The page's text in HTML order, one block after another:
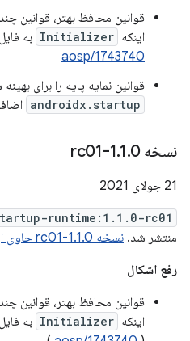
قوانین محافظ بهتر، قوانین
اینکه Initializer به فایل dex اولیه ختم می شود.
aosp/1743740
قوانین نمایه پایه را برای
androidx.startup
نسخه 1 .1.0-rc01
21 جولای 2021
runtime:1.1.0-rc01
منتشر شد. نسخه 1.1.0-rc01 حاوی این commit ها است.
رفع اشکال
قوانین محافظ بهتر، قوانین
اینکه Initializer